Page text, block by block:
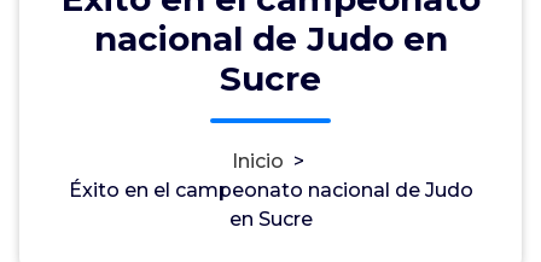
nacional de Judo en
Sucre
Inicio >
Éxito en el campeonato nacional de Judo
en Sucre
Éxito en el campeonato nacional
admin 8, Nov, 2016